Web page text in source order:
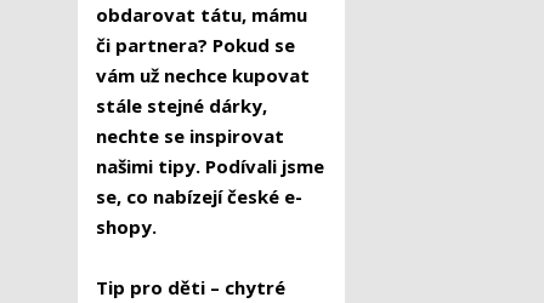
obdarovat tátu, mámu
či partnera? Pokud se
vám už nechce kupovat
stále stejné dárky,
nechte se inspirovat
našimi tipy. Podívali jsme
se, co nabízejí české e-
shopy.
Tip pro děti – chytré